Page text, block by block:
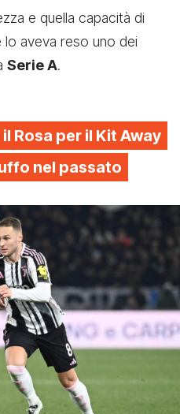
e quella capacità di
lo aveva reso uno dei
Serie A.
Rosa per il Kit Away
nel passato